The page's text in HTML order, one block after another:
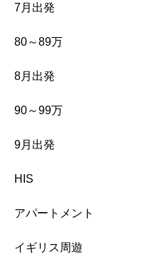
7月出発
80～89万
8月出発
90～99万
9月出発
HIS
アパートメント
イギリス周遊